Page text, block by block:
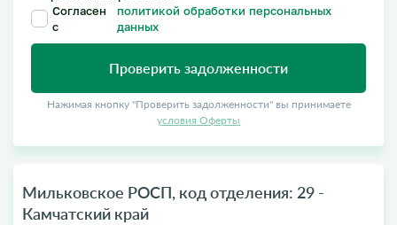
Согласен
с
политикой обработки персональных
данных
Проверить задолженности
Нажимая кнопку "Проверить задолженности" вы принимаете
условия Оферты
Мильковское РОСП, код отделения: 29 -
Камчатский край